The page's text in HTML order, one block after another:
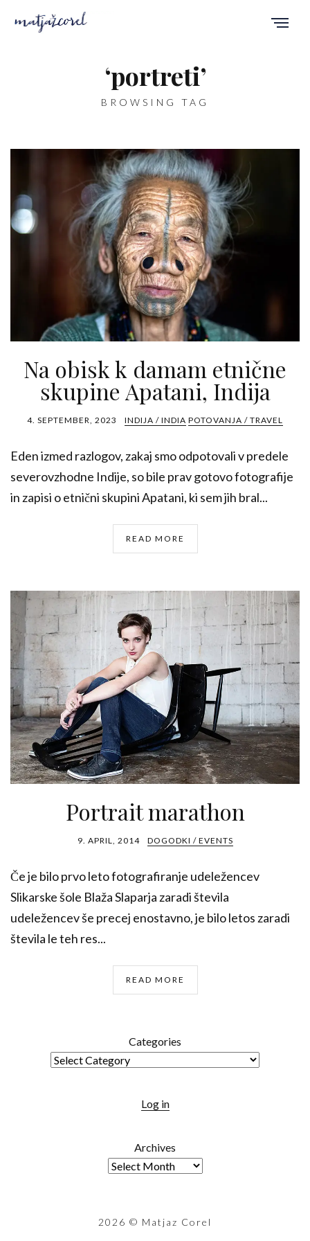
‘portreti’
BROWSING TAG
Na obisk k damam etnične
skupine Apatani, Indija
4. SEPTEMBER, 2023 INDIJA / INDIA POTOVANJA / TRAVEL
Eden izmed razlogov, zakaj smo odpotovali v predele
severovzhodne Indije, so bile prav gotovo fotografije
in zapisi o etnični skupini Apatani, ki sem jih bral...
READ MORE
Portrait marathon
9. APRIL, 2014 DOGODKI / EVENTS
Če je bilo prvo leto fotografiranje udeležencev
Slikarske šole Blaža Slaparja zaradi števila
udeležencev še precej enostavno, je bilo letos zaradi
števila le teh res...
READ MORE
Categories
Log in
Archives
2026 © Matjaz Corel